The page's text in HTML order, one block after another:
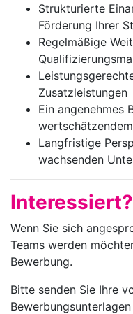
Strukturierte
Förderung Ihrer
Regelmäßige
Zusatzleistungen
Ein angenehmes
Langfristige
wachsenden
Interessiert?
Wenn Sie sich
Teams werden
Bewerbung.
Bitte senden Sie Ihre